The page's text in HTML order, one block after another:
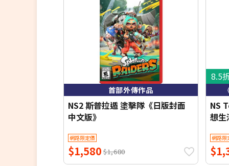
首部外傳作品
NS2 斯普拉遁 塗擊隊《日版封面
中文版》
網路限定價
$1,580 $1,680
8.5
NS
想生
網路限